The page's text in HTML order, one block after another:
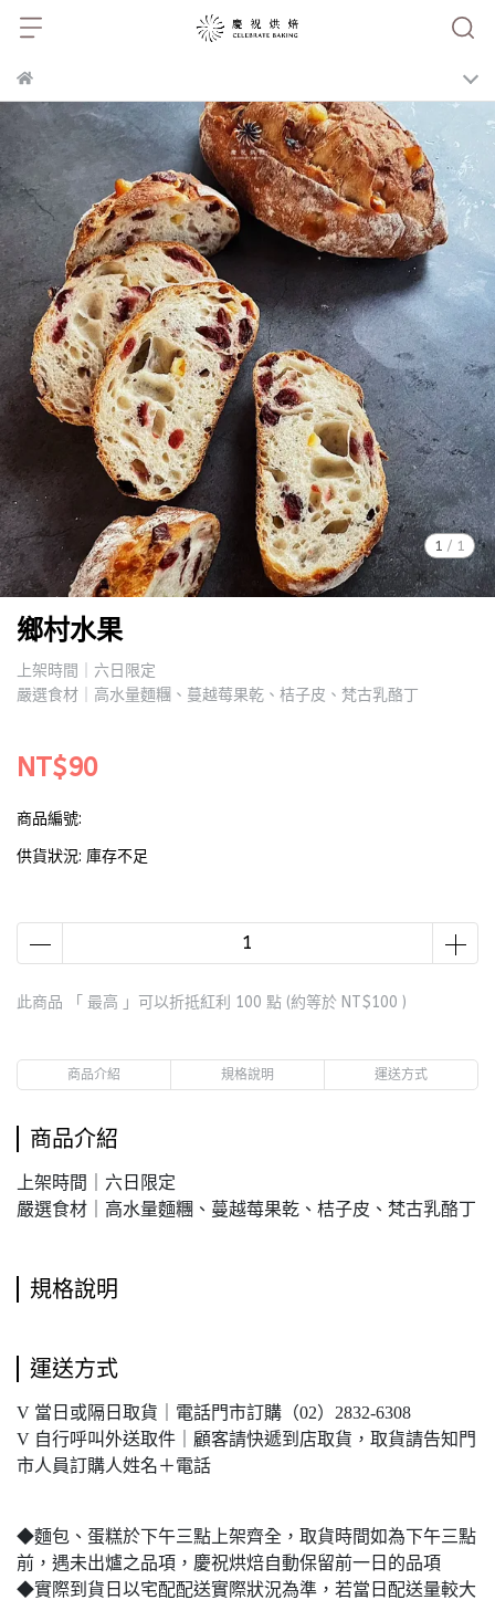
1 / 1
鄉村水果
上架時間｜六日限定
嚴選食材｜高水量麵糰、蔓越莓果乾、桔子皮、梵古乳酪丁
NT$90
商品編號:
供貨狀況: 庫存不足
此商品 「 最高 」可以折抵紅利 100 點 (約等於 NT$100 )
商品介紹 規格說明 運送方式
商品介紹
上架時間｜六日限定
嚴選食材｜高水量麵糰、蔓越莓果乾、桔子皮、梵古乳酪丁
規格說明
運送方式
V 當日或隔日取貨｜電話門市訂購（02）2832-6308
V 自行呼叫外送取件｜顧客請快遞到店取貨，取貨請告知門
市人員訂購人姓名＋電話
◆麵包、蛋糕於下午三點上架齊全，取貨時間如為下午三點
前，遇未出爐之品項，慶祝烘焙自動保留前一日的品項
◆實際到貨日以宅配配送實際狀況為準，若當日配送量較大